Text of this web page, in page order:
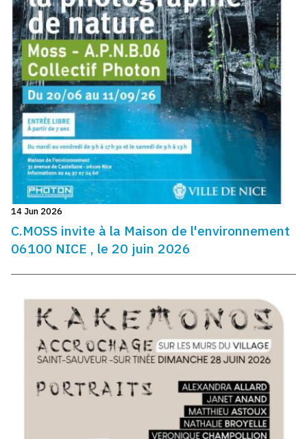
14 Jun 2026
C.MOSS invite à la Maison de l'environnement
06100 NICE , le 20 juin 2026